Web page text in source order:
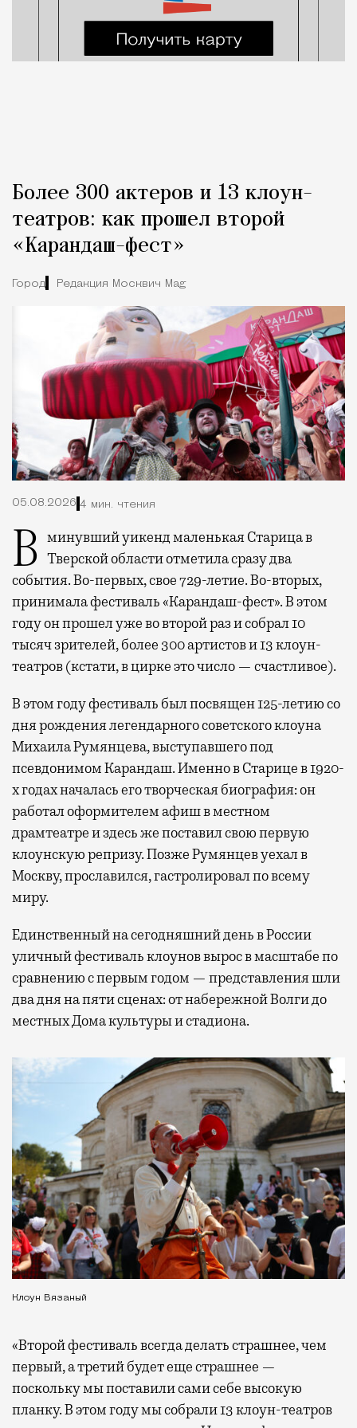
Более 300 актеров и 13 клоун-
театров: как прошел второй
«Карандаш-фест»
Город Редакция Москвич Mag
05.08.2026 4 мин. чтения
В минувший уикенд маленькая Старица в Тверской области отметила сразу два
события. Во-первых, свое 729-летие. Во-вторых,
принимала фестиваль «Карандаш-фест». В этом
году он прошел уже во второй раз и собрал 10
тысяч зрителей, более 300 артистов и 13 клоун-
театров (кстати, в цирке это число — счастливое).
В этом году фестиваль был посвящен 125-летию со
дня рождения легендарного советского клоуна
Михаила Румянцева, выступавшего под
псевдонимом Карандаш. Именно в Старице в 1920-
х годах началась его творческая биография: он
работал оформителем афиш в местном
драмтеатре и здесь же поставил свою первую
клоунскую репризу. Позже Румянцев уехал в
Москву, прославился, гастролировал по всему
миру.
Единственный на сегодняшний день в России
уличный фестиваль клоунов вырос в масштабе по
сравнению с первым годом — представления шли
два дня на пяти сценах: от набережной Волги до
местных Дома культуры и стадиона.
Клоун Вязаный
«Второй фестиваль всегда делать страшнее, чем
первый, а третий будет еще страшнее —
поскольку мы поставили сами себе высокую
планку. В этом году мы собрали 13 клоун-театров